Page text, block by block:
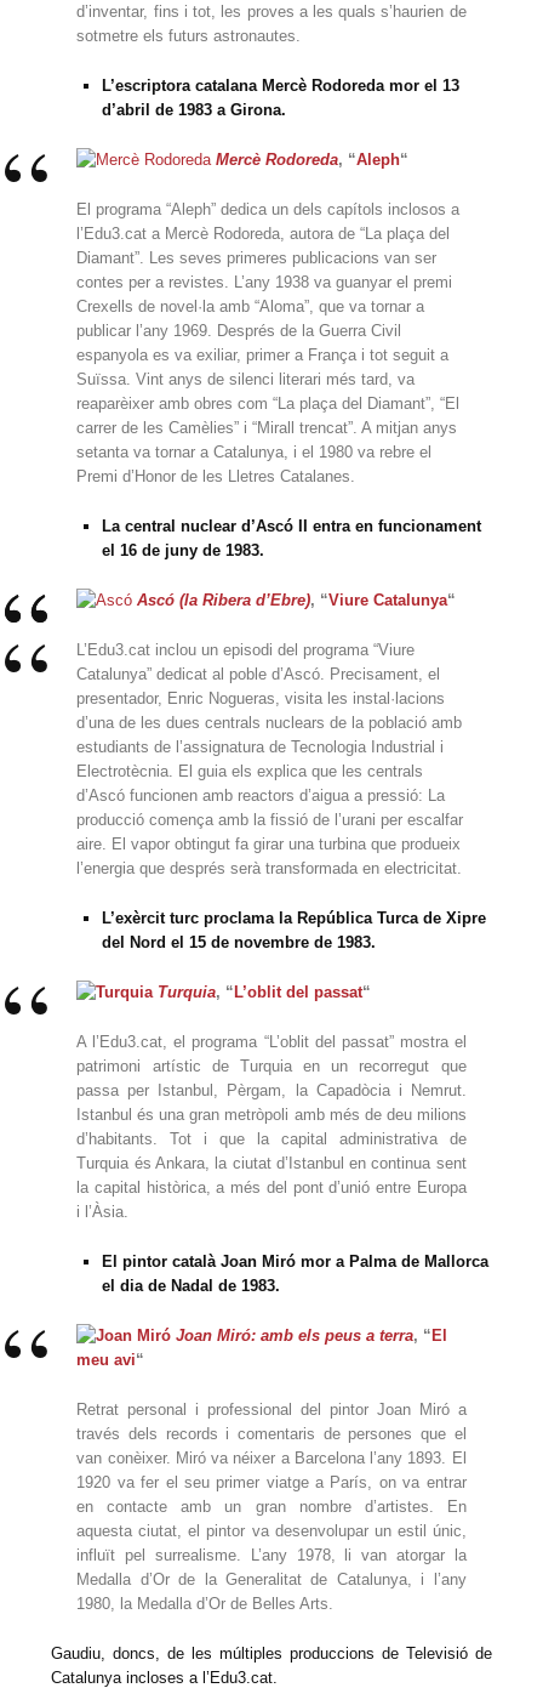
d’inventar, fins i tot, les proves a les quals s’haurien de
sotmetre els futurs astronautes.
L’escriptora catalana Mercè Rodoreda mor el 13
d’abril de 1983 a Girona.
Mercè Rodoreda, “Aleph“
El programa “Aleph” dedica un dels capítols inclosos a
l’Edu3.cat a Mercè Rodoreda, autora de “La plaça del
Diamant”. Les seves primeres publicacions van ser
contes per a revistes. L’any 1938 va guanyar el premi
Crexells de novel·la amb “Aloma”, que va tornar a
publicar l’any 1969. Després de la Guerra Civil
espanyola es va exiliar, primer a França i tot seguit a
Suïssa. Vint anys de silenci literari més tard, va
reaparèixer amb obres com “La plaça del Diamant”, “El
carrer de les Camèlies” i “Mirall trencat”. A mitjan anys
setanta va tornar a Catalunya, i el 1980 va rebre el
Premi d’Honor de les Lletres Catalanes.
La central nuclear d’Ascó IIentra en funcionament
el 16 de juny de 1983.
Ascó (la Ribera d’Ebre), “Viure Catalunya“
L’Edu3.cat inclou un episodi del programa “Viure
Catalunya” dedicat al poble d’Ascó. Precisament, el
presentador, Enric Nogueras, visita les instal·lacions
d’una de les dues centrals nuclears de la població amb
estudiants de l’assignatura de Tecnologia Industrial i
Electrotècnia. El guia els explica que les centrals
d’Ascó funcionen amb reactors d’aigua a pressió: La
producció comença amb la fissió de l’urani per escalfar
aire. El vapor obtingut fa girar una turbina que produeix
l’energia que després serà transformada en electricitat.
L’exèrcit turc proclama la República Turca de Xipre
del Nord el 15 de novembre de 1983.
Turquia, “L’oblit del passat“
A l’Edu3.cat, el programa “L’oblit del passat” mostra el
patrimoni artístic de Turquia en un recorregut que
passa per Istanbul, Pèrgam, la Capadòcia i Nemrut.
Istanbul és una gran metròpoli amb més de deu milions
d’habitants. Tot i que la capital administrativa de
Turquia és Ankara, la ciutat d’Istanbul en continua sent
la capital històrica, a més del pont d’unió entre Europa
i l’Àsia.
El pintor català Joan Miró mor a Palma de Mallorca
el dia de Nadal de 1983.
Joan Miró: amb els peus a terra, “El
meu avi“
Retrat personal i professional del pintor Joan Miró a
través dels records i comentaris de persones que el
van conèixer. Miró va néixer a Barcelona l’any 1893. El
1920 va fer el seu primer viatge a París, on va entrar
en contacte amb un gran nombre d’artistes. En
aquesta ciutat, el pintor va desenvolupar un estil únic,
influït pel surrealisme. L’any 1978, li van atorgar la
Medalla d’Or de la Generalitat de Catalunya, i l’any
1980, la Medalla d’Or de Belles Arts.
Gaudiu, doncs, de les múltiples produccions de Televisió de
Catalunya incloses a l’Edu3.cat.